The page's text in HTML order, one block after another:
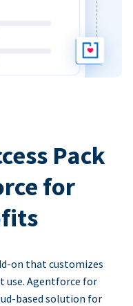
Pack
for
on that customizes
use. Agentforce for
based solution for